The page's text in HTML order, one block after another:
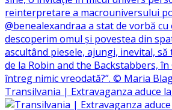
Transilvania | Extravaganza aduce